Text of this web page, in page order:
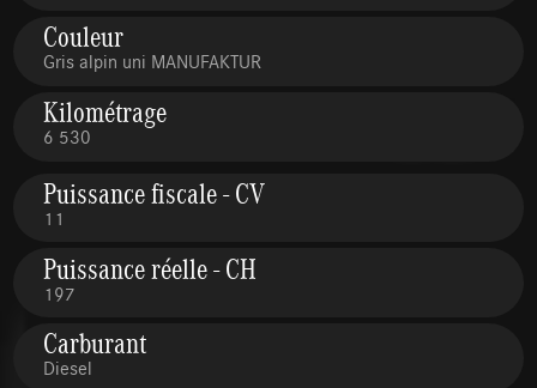
Couleur
Gris alpin uni MANUFAKTUR
Kilométrage
6 530
Puissance fiscale - CV
11
Puissance réelle - CH
197
Carburant
Diesel